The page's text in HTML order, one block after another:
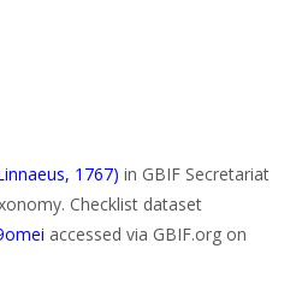
1767) in GBIF Secretariat
Checklist dataset
accessed via GBIF.org on